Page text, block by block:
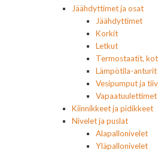
Jäähdyttimet ja osat
Jäähdyttimet
Korkit
Letkut
Termostaatit,
Lämpötila-anturit
Vesipumput ja
Kiinnikkeet ja pidikkeet
Nivelet ja puslat
Alapallonivelet
Yläpallonivelet